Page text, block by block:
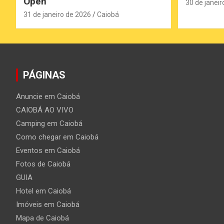
31 de janeiro de 2026 Caiobá
30 de
PÁGINAS
Anuncie em Caiobá
CAIOBÁ AO VIVO
Camping em Caiobá
Como chegar em Caiobá
Eventos em Caiobá
Fotos de Caiobá
GUIA
Hotel em Caiobá
Imóveis em Caiobá
Mapa de Caiobá